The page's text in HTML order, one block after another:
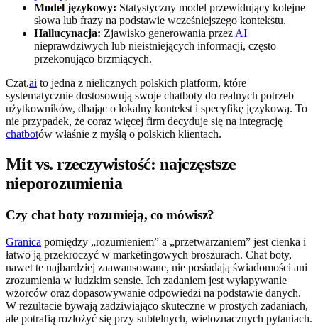
Model językowy: Statystyczny model przewidujący kolejne
słowa lub frazy na podstawie wcześniejszego kontekstu.
Hallucynacja: Zjawisko generowania przez AI
nieprawdziwych lub nieistniejących informacji, często
przekonująco brzmiących.
Czat.ai to jedna z nielicznych polskich platform, które
systematycznie dostosowują swoje chatboty do realnych potrzeb
użytkowników, dbając o lokalny kontekst i specyfikę językową. To
nie przypadek, że coraz więcej firm decyduje się na integrację
chatbotów właśnie z myślą o polskich klientach.
Mit vs. rzeczywistość: najczęstsze
nieporozumienia
Czy chat boty rozumieją, co mówisz?
Granica pomiędzy „rozumieniem” a „przetwarzaniem” jest cienka i
łatwo ją przekroczyć w marketingowych broszurach. Chat boty,
nawet te najbardziej zaawansowane, nie posiadają świadomości ani
zrozumienia w ludzkim sensie. Ich zadaniem jest wyłapywanie
wzorców oraz dopasowywanie odpowiedzi na podstawie danych.
W rezultacie bywają zadziwiająco skuteczne w prostych zadaniach,
ale potrafią rozłożyć się przy subtelnych, wieloznacznych pytaniach.